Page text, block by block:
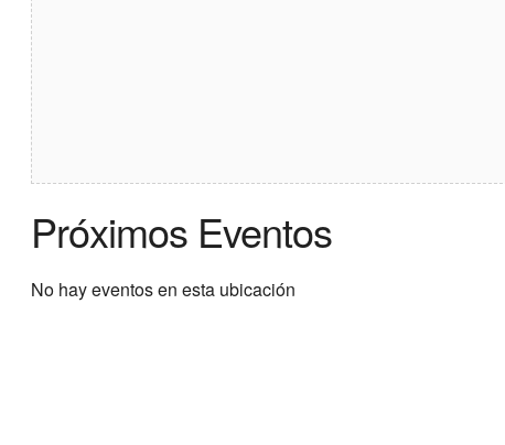
Próximos Eventos
No hay eventos en esta ubicación